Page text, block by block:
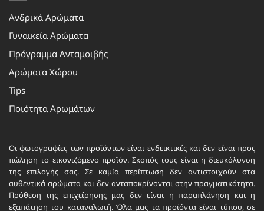
Ανδρικά Αρώματα
Γυναικεία Αρώματα
Πρόγραμμα Ανταμοιβής
Αρώματα Χώρου
Tips
Ποιότητα Αρωμάτων
Οι φωτογραφίες των προϊόντων είναι ενδεικτικές και δεν είναι προς
πώληση το εικονιζόμενο προϊόν. Σκοπός τους είναι η διευκόλυνση
της επιλογής σας. Σε καμία περίπτωση δεν αντιστοιχούν στα
αυθεντικά αρώματα και δεν ανταποκρίνονται στην πραγματικότητα.
Πρόθεση της επιχείρησης μας δεν είναι η παραπλάνηση και η
εξαπάτηση του καταναλωτή. Όλα μας τα προϊόντα είναι τύπου, σε